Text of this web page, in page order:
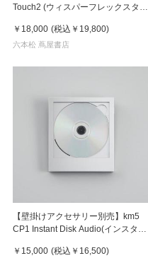
Touch2 (ウィスパーフレックスタッ
￥18,000 (税込 ￥19,800)
六本松 蔦屋書店
【壁掛けアクセサリー別売】km5
CP1 Instant Disk Audio(インスタン
ヤー Silver(シルバー)
￥15,000 (税込 ￥16,500)